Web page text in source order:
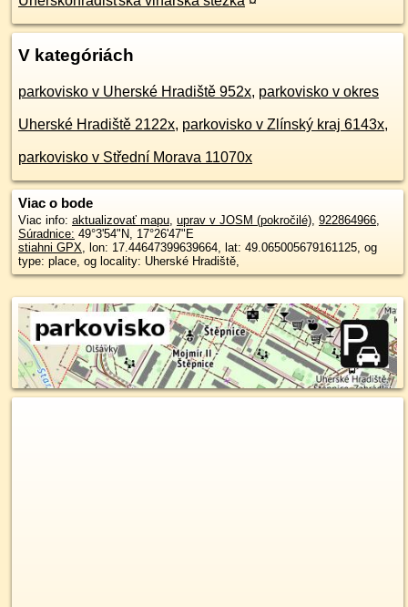
V kategóriách
parkovisko v Uherské Hradiště 952x, parkovisko v okres
Uherské Hradiště 2122x, parkovisko v Zlínský kraj 6143x,
parkovisko v Střední Morava 11070x
Viac o bode
Viac info: aktualizovať mapu, uprav v JOSM (pokročilé), 922864966,
Súradnice: 49°3'54"N, 17°26'47"E
stiahni GPX, lon: 17.44647399639664, lat: 49.065005679161125, og
type: place, og locality: Uherské Hradiště,